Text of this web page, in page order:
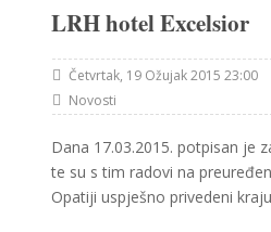
LRH hotel Excelsior
Četvrtak, 19 Ožujak 2015 23:00
Novosti
Dana 17.03.2015. potpisan je
te su s tim radovi na
Opatiji uspješno privedeni